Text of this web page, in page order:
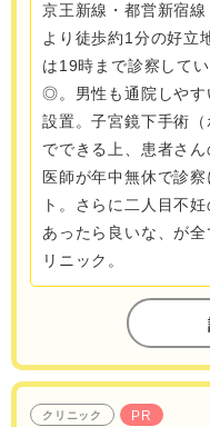
京王新線・都営新宿
より徒歩約1分の好立
は19時まで診察して
◎。男性も通院しやす
設置。子宮鏡下手術
でできる上、患者さ
医師が年中無休で診
ト。さらに二人目不
あったら良いな、が
リニック。
クリニック PR